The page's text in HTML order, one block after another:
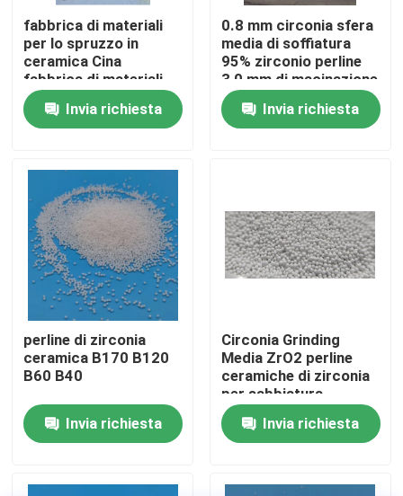
Prodotti
Chi siamo
Controllo di qualità
Contattaci
Richiedere un preventivo
Media di brillamento ceramici
Brillamento ceramico della perla
Abrasivo di brillamento ceramico
fabbrica di materiali
per lo spruzzo in
ceramica Cina
fabbrica di materiali
per lo spruzzo in
ceramicaInvia richiesta
0.8 mm circonia sfera
media di soffiatura
95% zirconio perline
3,0 mm di macinazione
Invia richiesta
perline di zirconia
ceramica B170 B120
B60 B40
Invia richiesta
Circonia Grinding
Media ZrO2 perline
ceramiche di zirconia
per sabbiatura
fornitore
Invia richiesta